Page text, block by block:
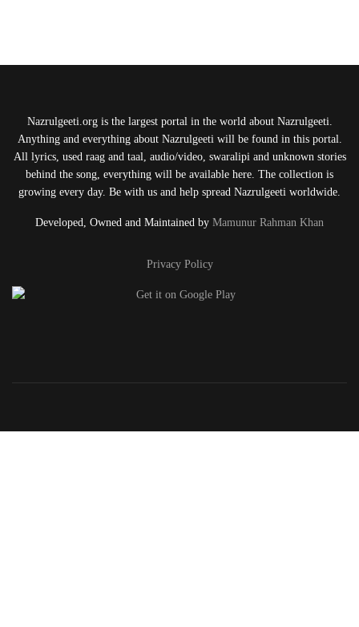
Nazrulgeeti.org is the largest portal in the world about Nazrulgeeti.
Anything and everything about Nazrulgeeti will be found in this portal.
All lyrics, used raag and taal, audio/video, swaralipi and unknown stories
behind the song, everything will be available here. The collection is
growing every day. Be with us and help spread Nazrulgeeti worldwide.
Developed, Owned and Maintained by Mamunur Rahman Khan
Privacy Policy